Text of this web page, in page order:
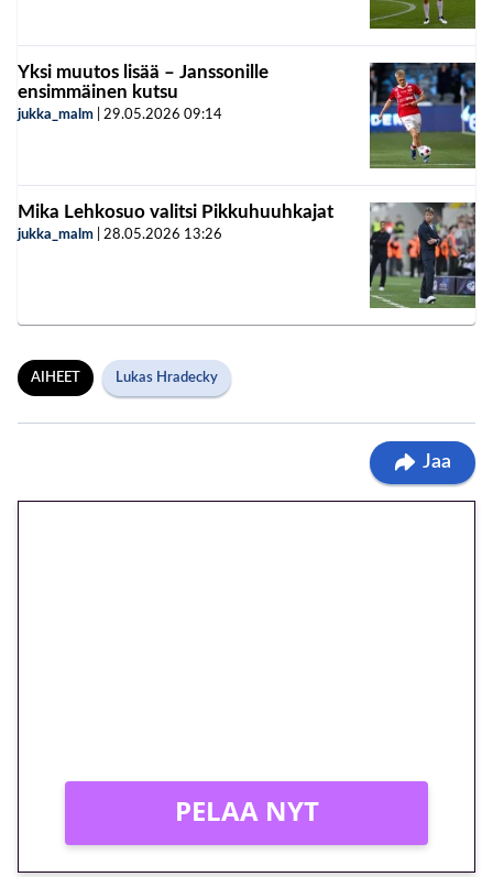
Yksi muutos lisää – Janssonille
ensimmäinen kutsu
jukka_malm 29.05.2026 09:14
Mika Lehkosuo valitsi Pikkuhuuhkajat
jukka_malm 28.05.2026 13:26
AIHEET Lukas Hradecky
Jaa
PELAA NYT